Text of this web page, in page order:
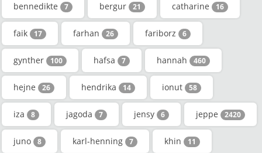
bennedikte 7 bergur 21 catharine 16
faik 17 farhan 26 fariborz 6
gynther 100 hafsa 7 hannah 460
hejne 26 hendrika 14 ionut 58
iza 8 jagoda 7 jensy 6 jeppe 2420
juno 8 karl-henning 7 khin 11